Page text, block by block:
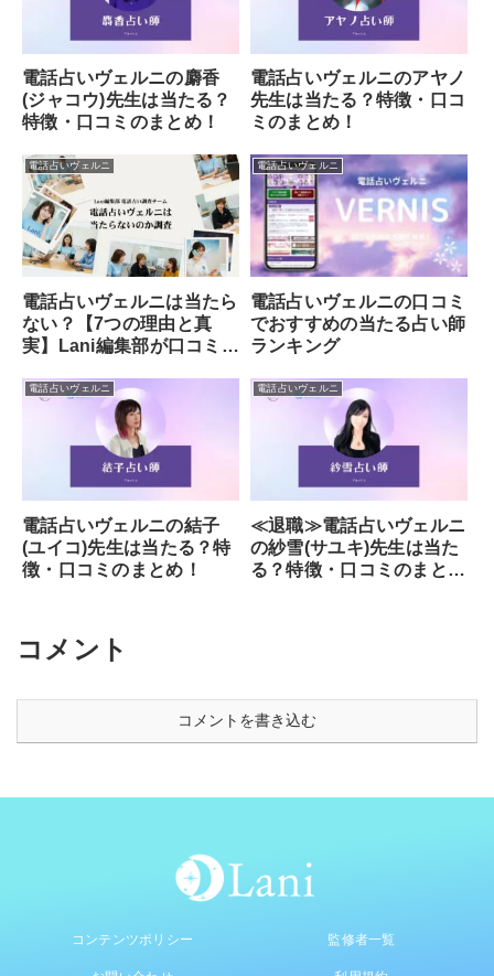
電話占いヴェルニの麝香
(ジャコウ)先生は当たる？
特徴・口コミのまとめ！
電話占いヴェルニのアヤノ
先生は当たる？特徴・口コ
ミのまとめ！
電話占いヴェルニ
電話占いヴェルニは当たら
ない？【7つの理由と真
実】Lani編集部が口コミ・
電話占いヴェルニ
電話占いヴェルニの口コミ
でおすすめの当たる占い師
ランキング
電話占いヴェルニ
電話占いヴェルニの結子
(ユイコ)先生は当たる？特
徴・口コミのまとめ！
電話占いヴェルニ
≪退職≫電話占いヴェルニ
の紗雪(サユキ)先生は当た
る？特徴・口コミのまと
コメント
コメントを書き込む
コンテンツポリシー 監修者一覧